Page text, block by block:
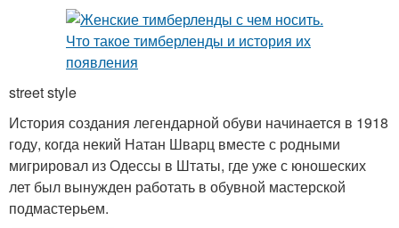
street style
История создания легендарной обуви начинается в 1918
году, когда некий Натан Шварц вместе с родными
мигрировал из Одессы в Штаты, где уже с юношеских
лет был вынужден работать в обувной мастерской
подмастерьем.